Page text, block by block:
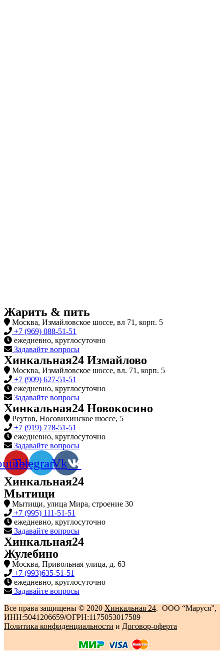
Жарить & пить
Москва, Измайловское шоссе, вл 71, корп. 5
+7 (969) 088-51-51
ежедневно, круглосуточно
Задавайте вопросы
Хинкальная24 Измайлово
Москва, Измайловское шоссе, вл. 71, корп. 5
+7 (909) 627-51-51
ежедневно, круглосуточно
Задавайте вопросы
Хинкальная24 Новокосино
Реутов, Носовихинское шоссе, 5
+7 (919) 778-51-51
ежедневно, круглосуточно
Задавайте вопросы
TelegramVk
Хинкальная24
Мытищи
Мытищи, улица Мира, строение 30
+7 (995) 111-51-51
ежедневно, круглосуточно
Задавайте вопросы
Хинкальная24
Жулебино
Москва, Привольная улица, д. 63
+7 (993)635-51-51
ежедневно, круглосуточно
Задавайте вопросы
Все права защищены © 2020 Хинкальная 24. ООО “Маруся”,
ИНН:5041206659/ОГРН:1175053017589
Политика конфиденциальности‍ и Договор-оферта